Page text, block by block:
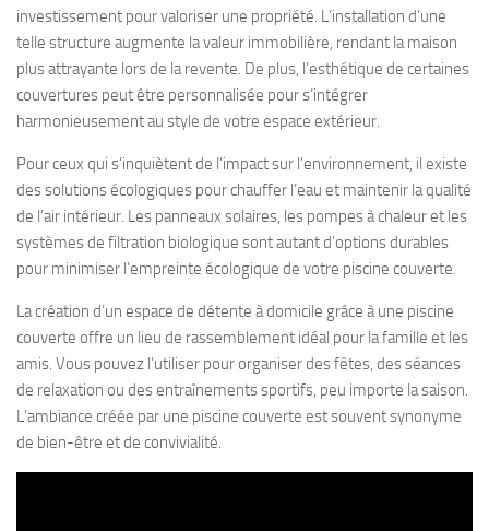
investissement pour valoriser une propriété. L’installation d’une
telle structure augmente la valeur immobilière, rendant la maison
plus attrayante lors de la revente. De plus, l’esthétique de certaines
couvertures peut être personnalisée pour s’intégrer
harmonieusement au style de votre espace extérieur.
Pour ceux qui s’inquiètent de l’impact sur l’environnement, il existe
des solutions écologiques pour chauffer l’eau et maintenir la qualité
de l’air intérieur. Les panneaux solaires, les pompes à chaleur et les
systèmes de filtration biologique sont autant d’options durables
pour minimiser l’empreinte écologique de votre piscine couverte.
La création d’un espace de détente à domicile grâce à une piscine
couverte offre un lieu de rassemblement idéal pour la famille et les
amis. Vous pouvez l’utiliser pour organiser des fêtes, des séances
de relaxation ou des entraînements sportifs, peu importe la saison.
L’ambiance créée par une piscine couverte est souvent synonyme
de bien-être et de convivialité.